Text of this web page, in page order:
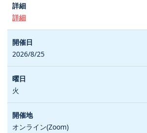
詳細
2026/8/25
火
オンライン(Zoom)